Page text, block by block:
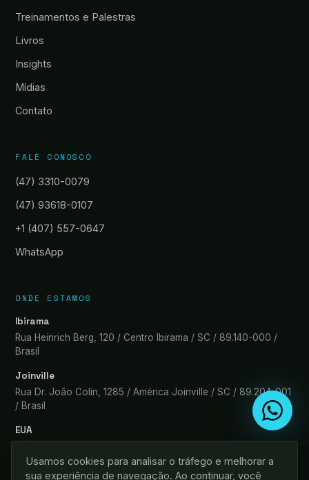
Treinamentos e Palestras
Livros
Insights
Mídias
Contato
FALE CONOSCO
(47) 3310-0079
(47) 93618-0107
+1 (407) 557-0647
WhatsApp
ONDE ESTAMOS
Ibirama
Rua Heinrich Berg, 120 / Centro Ibirama / SC / 89.140-000 /
Brasil
Joinville
Rua Dr. João Colin, 1285 / América Joinville / SC / 89.204-001
/ Brasil
EUA
Usamos cookies para analisar o tráfego e melhorar a
sua experiência de navegação. Ao continuar, você